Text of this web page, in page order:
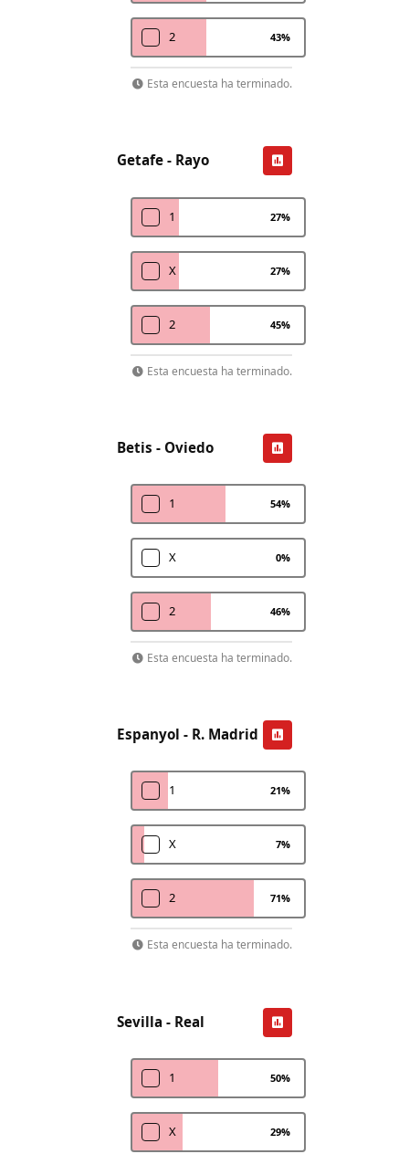
2 43%
Esta encuesta ha terminado.
Getafe - Rayo
1 27%
X 27%
2 45%
Esta encuesta ha terminado.
Betis - Oviedo
1 54%
X 0%
2 46%
Esta encuesta ha terminado.
Espanyol - R. Madrid
1 21%
X 7%
2 71%
Esta encuesta ha terminado.
Sevilla - Real
1 50%
X 29%